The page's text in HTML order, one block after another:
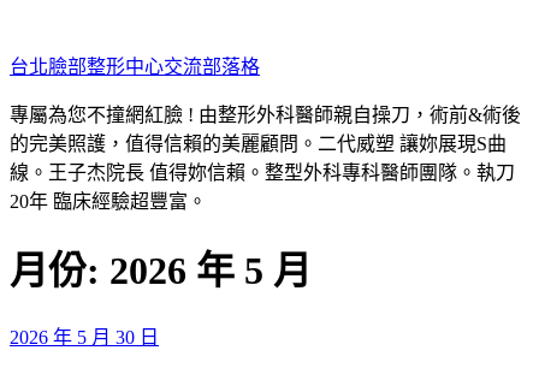
至
主
要
內
容
台北臉部整形中心交流部落格
專屬為您不撞網紅臉 ! 由整形外科醫師親自操刀，術前&術後
的完美照護，值得信賴的美麗顧問。二代威塑 讓妳展現S曲
線。王子杰院長 值得妳信賴。整型外科專科醫師團隊。執刀
20年 臨床經驗超豐富。
月份: 2026 年 5 月
發
2026 年 5 月 30 日